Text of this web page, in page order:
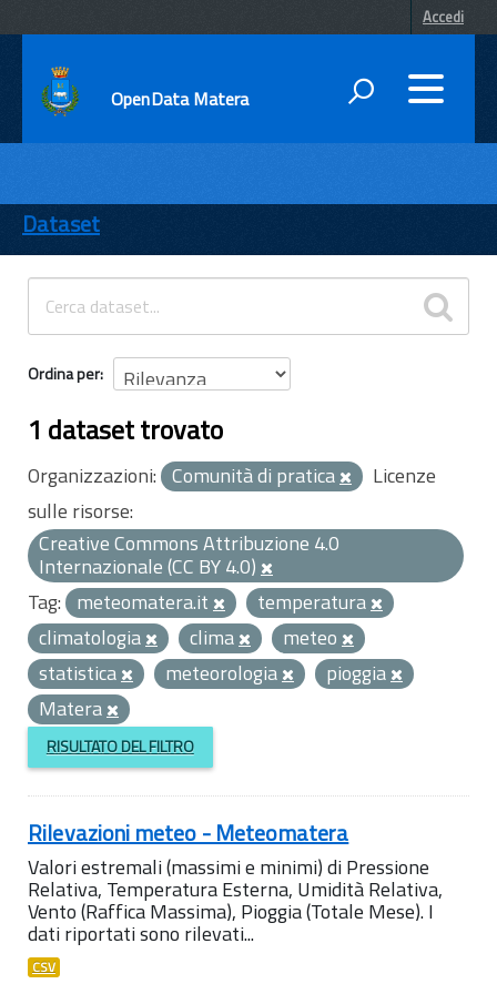
Accedi
OpenData Matera
ENTI
TEMI
INFORMAZIONI
Dataset
Ordina per
1 dataset trovato
Organizzazioni: Comunità di pratica
Licenze
sulle risorse:
Creative Commons Attribuzione 4.0
Internazionale (CC BY 4.0)
Tag: meteomatera.it
temperatura
climatologia
clima
meteo
statistica
meteorologia
pioggia
Matera
RISULTATO DEL FILTRO
Rilevazioni meteo - Meteomatera
Valori estremali (massimi e minimi) di Pressione
Relativa, Temperatura Esterna, Umidità Relativa,
Vento (Raffica Massima), Pioggia (Totale Mese). I
dati riportati sono rilevati...
CSV